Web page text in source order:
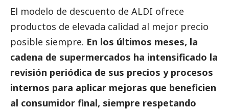
El modelo de descuento de ALDI ofrece
productos de elevada calidad al mejor precio
posible siempre. En los últimos meses, la
cadena de supermercados ha intensificado la
revisión periódica de sus precios y procesos
internos para aplicar mejoras que beneficien
al consumidor final, siempre respetando